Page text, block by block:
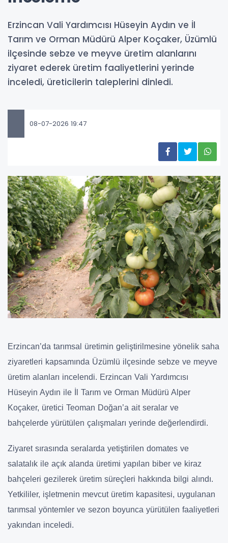
Erzincan Vali Yardımcısı Hüseyin Aydın ve İl
Tarım ve Orman Müdürü Alper Koçaker, Üzümlü
ilçesinde sebze ve meyve üretim alanlarını
ziyaret ederek üretim faaliyetlerini yerinde
inceledi, üreticilerin taleplerini dinledi.
08-07-2026 19:47
Erzincan’da tarımsal üretimin geliştirilmesine yönelik saha
ziyaretleri kapsamında Üzümlü ilçesinde sebze ve meyve
üretim alanları incelendi. Erzincan Vali Yardımcısı
Hüseyin Aydın ile İl Tarım ve Orman Müdürü Alper
Koçaker, üretici Teoman Doğan’a ait seralar ve
bahçelerde yürütülen çalışmaları yerinde değerlendirdi.
Ziyaret sırasında seralarda yetiştirilen domates ve
salatalık ile açık alanda üretimi yapılan biber ve kiraz
bahçeleri gezilerek üretim süreçleri hakkında bilgi alındı.
Yetkililer, işletmenin mevcut üretim kapasitesi, uygulanan
tarımsal yöntemler ve sezon boyunca yürütülen faaliyetleri
yakından inceledi.